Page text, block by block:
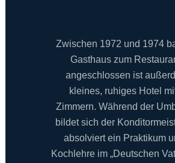
Zwischen 1972 und 1974
Gasthaus zum
angeschlossen ist
kleines, ruhiges Hotel
Zimmern. Während der
bildet sich der
absolviert ein Praktikum
Kochlehre im „Deutschen